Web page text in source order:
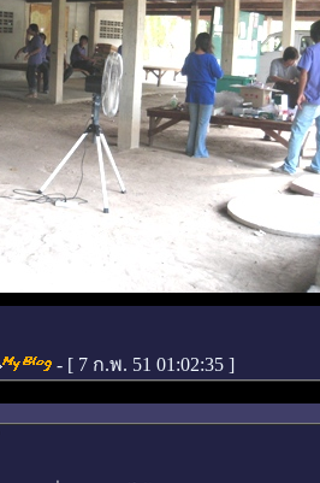
- [ 7 ก.พ. 51 01:02:35 ]